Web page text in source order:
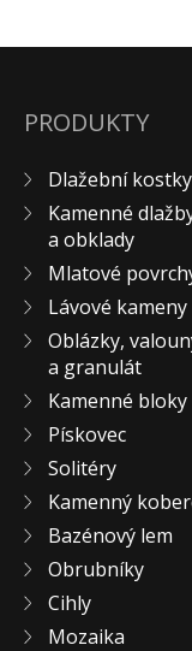
Kamenné bloky
BERA GRAVEL FIX
Terazzo
Doplňkový
DLAŽEBNÍ
KAMENNÉ
MLATOVÉ
ZAKÁZKY NA MÍRU
VÝPRODEJ
NOVINKY
BLOG
KONTAKT
PRODUKTY
Dlažební kostky
Kamenné
a obklady
Mlatové
Lávové kameny
Oblázky,
a granulát
Kamenné bloky
Pískovec
Solitéry
Kamenný
Bazénový lem
Obrubníky
Cihly
Mozaika